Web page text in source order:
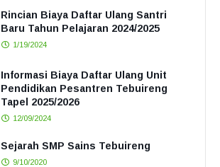
Rincian Biaya Daftar Ulang Santri
Baru Tahun Pelajaran 2024/2025
1/19/2024
Informasi Biaya Daftar Ulang Unit
Pendidikan Pesantren Tebuireng
Tapel 2025/2026
12/09/2024
Sejarah SMP Sains Tebuireng
9/10/2020